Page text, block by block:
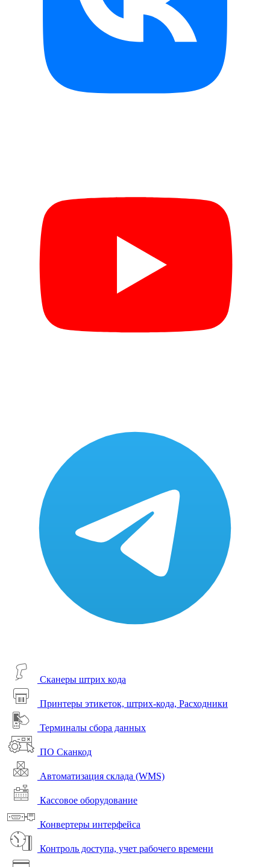
Сканеры штрих кода
Принтеры этикеток, штрих-кода, Расходники
Терминалы сбора данных
ПО Сканкод
Автоматизация склада (WMS)
Кассовое оборудование
Конвертеры интерфейса
Контроль доступа, учет рабочего времени